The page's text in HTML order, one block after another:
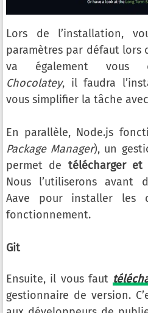
Lors de l’installation,
paramètres par défaut lors
va également vous
Chocolatey, il faudra
vous simplifier la tâche
En parallèle, Node.js
Package Manager), un
permet de télécharger
Nous l’utiliserons avant
Aave pour installer les
fonctionnement.
Git
Ensuite, il vous faut
gestionnaire de version.